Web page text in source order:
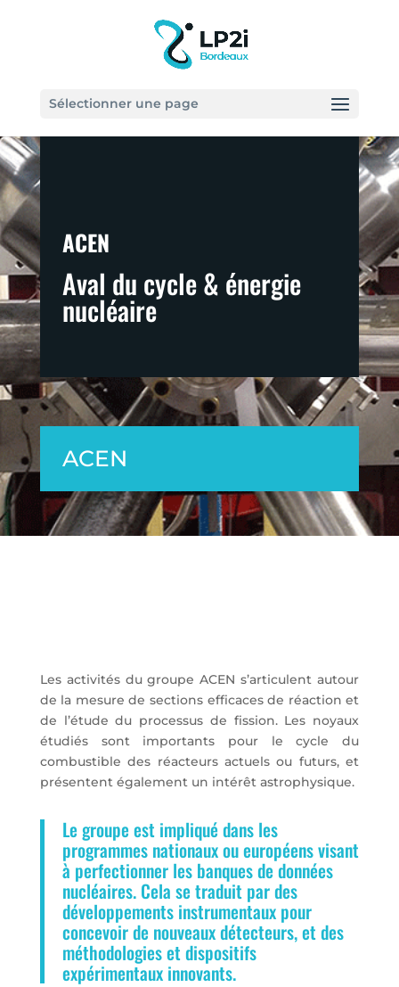
Sélectionner une page
ACEN
Aval du cycle & énergie
nucléaire
ACEN
Les activités du groupe ACENs’articulent autour
de la mesure de sections efficaces de réaction et
de l’étude du processus de fission. Les noyaux
étudiés sont importants pour le cycledu
combustible des réacteurs actuels ou futurs, et
présentent également un intérêt astrophysique.
Le groupe est impliqué dans les
programmes nationauxou européens visant
à perfectionner les banques de données
nucléaires. Cela se traduit par des
développements instrumentaux pour
concevoir de nouveauxdétecteurs, et des
méthodologies et dispositifs
expérimentaux innovants.